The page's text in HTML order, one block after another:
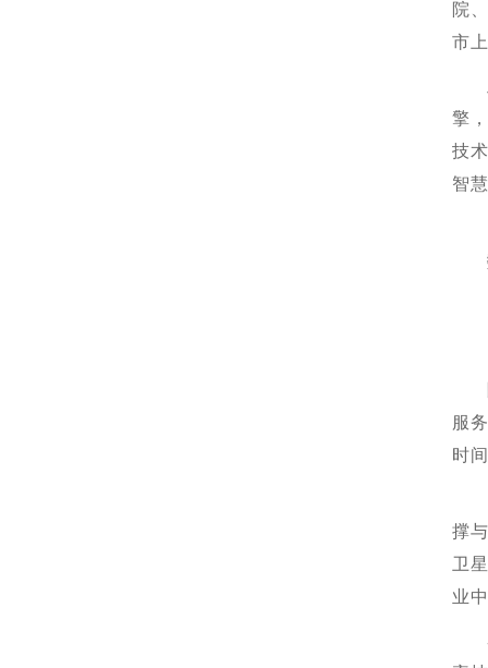
院
市
擎
技
智
服
时
撑
卫
业